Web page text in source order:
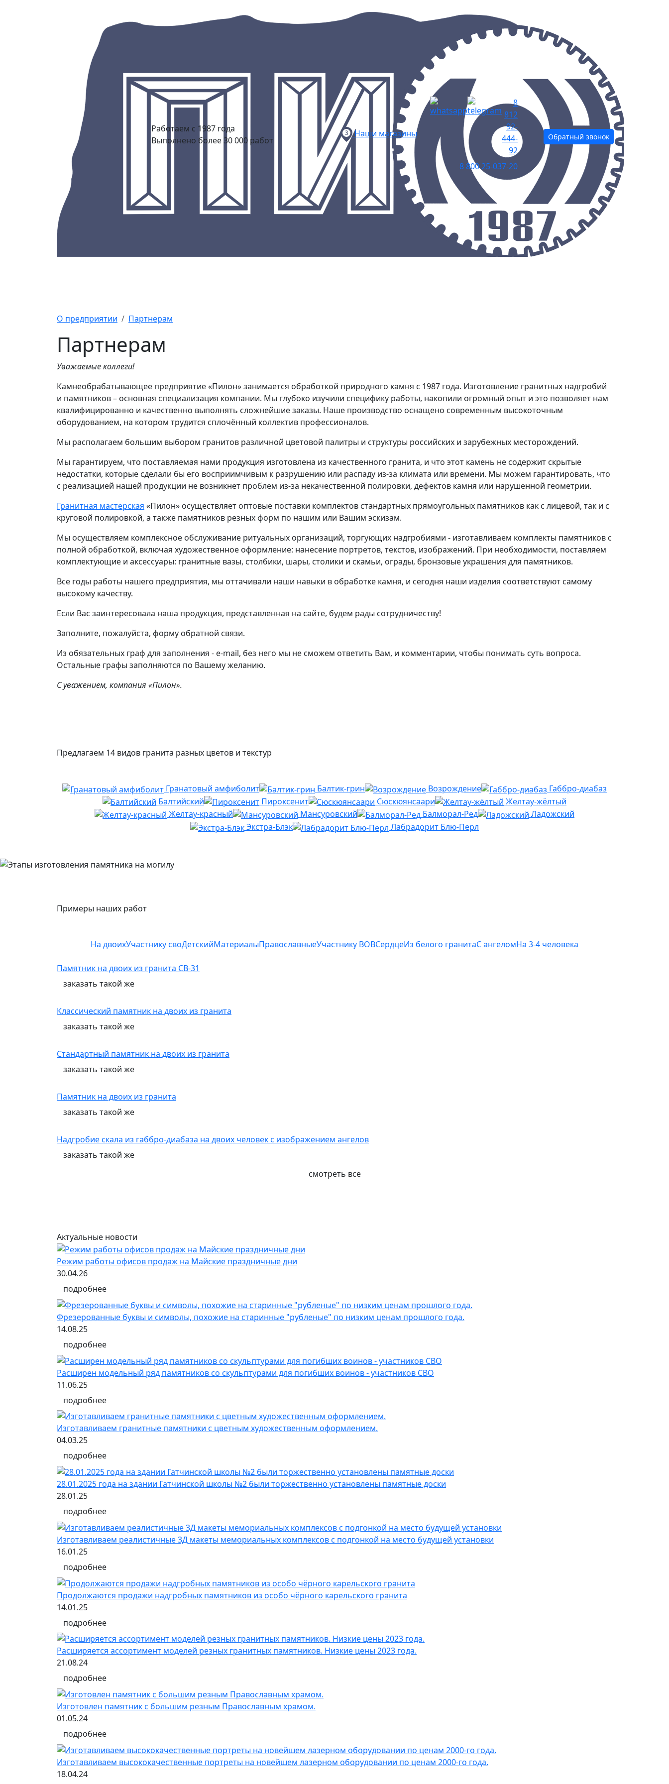
Работаем с 1987 года
Выполнено более 30 000 работ
Наши магазины
8
812
92-
444-
92
8 800 25-037-20
Обратный звонок
О предприятии Партнерам
Партнерам
Уважаемые коллеги!
Камнеобрабатывающее предприятие «Пилон» занимается обработкой природного камня с 1987 года. Изготовление гранитных надгробий
и памятников – основная специализация компании. Мы глубоко изучили специфику работы, накопили огромный опыт и это позволяет нам
квалифицированно и качественно выполнять сложнейшие заказы. Наше производство оснащено современным высокоточным
оборудованием, на котором трудится сплочённый коллектив профессионалов.
Мы располагаем большим выбором гранитов различной цветовой палитры и структуры российских и зарубежных месторождений.
Мы гарантируем, что поставляемая нами продукция изготовлена из качественного гранита, и что этот камень не содержит скрытые
недостатки, которые сделали бы его восприимчивым к разрушению или распаду из-за климата или времени. Мы можем гарантировать, что
с реализацией нашей продукции не возникнет проблем из-за некачественной полировки, дефектов камня или нарушенной геометрии.
Гранитная мастерская «Пилон» осуществляет оптовые поставки комплектов стандартных прямоугольных памятников как с лицевой, так и с
круговой полировкой, а также памятников резных форм по нашим или Вашим эскизам.
Мы осуществляем комплексное обслуживание ритуальных организаций, торгующих надгробиями - изготавливаем комплекты памятников с
полной обработкой, включая художественное оформление: нанесение портретов, текстов, изображений. При необходимости, поставляем
комплектующие и аксессуары: гранитные вазы, столбики, шары, столики и скамьи, ограды, бронзовые украшения для памятников.
Все годы работы нашего предприятия, мы оттачивали наши навыки в обработке камня, и сегодня наши изделия соответствуют самому
высокому качеству.
Если Вас заинтересовала наша продукция, представленная на сайте, будем рады сотрудничеству!
Заполните, пожалуйста, форму обратной связи.
Из обязательных граф для заполнения - e-mail, без него мы не сможем ответить Вам, и комментарии, чтобы понимать суть вопроса.
Остальные графы заполняются по Вашему желанию.
С уважением, компания «Пилон».
Предлагаем 14 видов гранита разных цветов и текстур
Гранатовый амфиболит Балтик-грин Возрождение
Габбро-диабаз
Балтийский
Пироксенит Сюскюянсаари
Желтау-жёлтый
Желтау-красный
Мансуровский Балморал-Ред
Ладожский
Экстра-Блэк
Лабрадорит Блю-Перл
Примеры наших работ
На двоихУчастнику своДетскийМатериалыПравославныеУчастнику ВОВСердцеИз белого гранитаС ангеломНа 3-4 человека
Памятник на двоих из гранита СВ-31
заказать такой же
Классический памятник на двоих из гранита
заказать такой же
Стандартный памятник на двоих из гранита
заказать такой же
Памятник на двоих из гранита
заказать такой же
Надгробие скала из габбро-диабаза на двоих человек с изображением ангелов
заказать такой же
смотреть все
Актуальные новости
Режим работы офисов продаж на Майские праздничные дни
30.04.26
подробнее
Фрезерованные буквы и символы, похожие на старинные "рубленые" по низким ценам прошлого года.
14.08.25
подробнее
Расширен модельный ряд памятников со скульптурами для погибших воинов - участников СВО
11.06.25
подробнее
Изготавливаем гранитные памятники с цветным художественным оформлением.
04.03.25
подробнее
28.01.2025 года на здании Гатчинской школы №2 были торжественно установлены памятные доски
28.01.25
подробнее
Изготавливаем реалистичные 3Д макеты мемориальных комплексов с подгонкой на место будущей установки
16.01.25
подробнее
Продолжаются продажи надгробных памятников из особо чёрного карельского гранита
14.01.25
подробнее
Расширяется ассортимент моделей резных гранитных памятников. Низкие цены 2023 года.
21.08.24
подробнее
Изготовлен памятник с большим резным Православным храмом.
01.05.24
подробнее
Изготавливаем высококачественные портреты на новейшем лазерном оборудовании по ценам 2000-го года.
18.04.24